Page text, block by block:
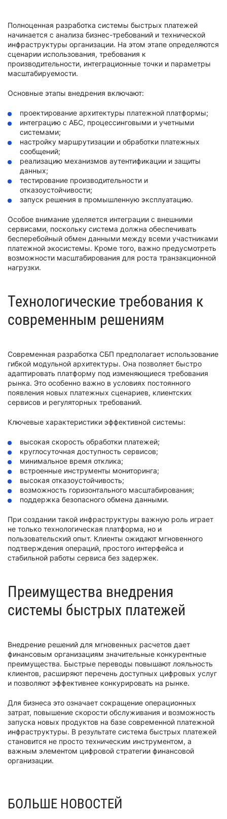
Полноценная разработка системы быстрых платежей
начинается с анализа бизнес-требований и технической
инфраструктуры организации. На этом этапе определяются
сценарии использования, требования к
производительности, интеграционные точки и параметры
масштабируемости.
Основные этапы внедрения включают:
проектирование архитектуры платежной платформы;
интеграцию с АБС, процессинговыми и учетными
системами;
настройку маршрутизации и обработки платежных
сообщений;
реализацию механизмов аутентификации и защиты
данных;
тестирование производительности и
отказоустойчивости;
запуск решения в промышленную эксплуатацию.
Особое внимание уделяется интеграции с внешними
сервисами, поскольку система должна обеспечивать
бесперебойный обмен данными между всеми участниками
платежной экосистемы. Кроме того, важно предусмотреть
возможности масштабирования для роста транзакционной
нагрузки.
Технологические требования к
современным решениям
Современная разработка СБП предполагает использование
гибкой модульной архитектуры. Она позволяет быстро
адаптировать платформу под изменяющиеся требования
рынка. Это особенно важно в условиях постоянного
появления новых платежных сценариев, клиентских
сервисов и регуляторных требований.
Ключевые характеристики эффективной системы:
высокая скорость обработки платежей;
круглосуточная доступность сервисов;
минимальное время отклика;
встроенные инструменты мониторинга;
высокая отказоустойчивость;
возможность горизонтального масштабирования;
поддержка безопасного обмена данными.
При создании такой инфраструктуры важную роль играет
не только технологическая платформа, но и
пользовательский опыт. Клиенты ожидают мгновенного
подтверждения операций, простого интерфейса и
стабильной работы сервиса без задержек.
Преимущества внедрения
системы быстрых платежей
Внедрение решений для мгновенных расчетов дает
финансовым организациям значительные конкурентные
преимущества. Быстрые переводы повышают лояльность
клиентов, расширяют перечень доступных цифровых услуг
и позволяют эффективнее конкурировать на рынке.
Для бизнеса это означает сокращение операционных
затрат, повышение скорости обслуживания и возможность
запуска новых продуктов на базе современной платежной
инфраструктуры. В результате система быстрых платежей
становится не просто техническим инструментом, а
важным элементом цифровой стратегии финансовой
организации.
БОЛЬШЕ НОВОСТЕЙ